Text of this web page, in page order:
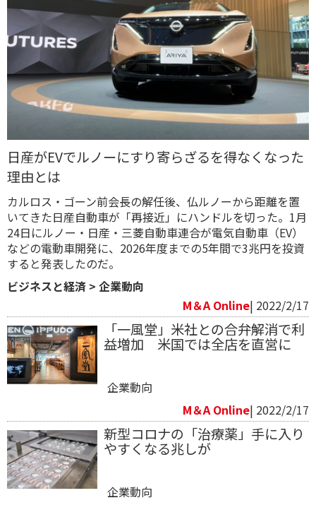
日産がEVでルノーにすり寄らざるを得なくなった
理由とは
カルロス・ゴーン前会長の解任後、仏ルノーから距離を置
いてきた日産自動車が「再接近」にハンドルを切った。1月
24日にルノー・日産・三菱自動車連合が電気自動車（EV）
などの電動車開発に、2026年度までの5年間で3兆円を投資
すると発表したのだ。
ビジネスと経済 > 企業動向
M＆A Online| 2022/2/17
「一風堂」米社との合弁解消で利
益増加 米国では全店を直営に
企業動向
M＆A Online| 2022/2/17
新型コロナの「治療薬」手に入り
やすくなる兆しが
企業動向